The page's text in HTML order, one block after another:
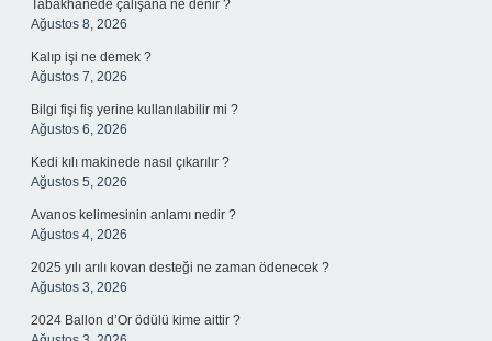
Tabakhanede çalışana ne denir ?
Ağustos 8, 2026
Kalıp işi ne demek ?
Ağustos 7, 2026
Bilgi fişi fiş yerine kullanılabilir mi ?
Ağustos 6, 2026
Kedi kılı makinede nasıl çıkarılır ?
Ağustos 5, 2026
Avanos kelimesinin anlamı nedir ?
Ağustos 4, 2026
2025 yılı arılı kovan desteği ne zaman ödenecek ?
Ağustos 3, 2026
2024 Ballon d’Or ödülü kime aittir ?